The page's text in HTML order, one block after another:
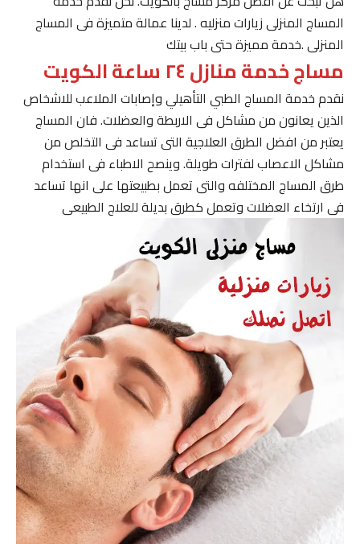
المساج المنزلى زيارات منزليه . لدينا عمالة متميزة فى المساج
المنزلى .خدمة مميزة حتى باب بيتك
مساج خدمة منازل ٢٤ ساعة الكويت
نقدم خدمة المساج الطبي التأهيلي وإصابات الملاعب للاشخاص
الذين يعانون من مشاكل فى الاربطة والعضلات. فان المساج
يعتبر من افضل الطرق العلاجية التى تساعد فى التخلص من
مشاكل الاعصاب لفترات طويلة. وينصح الاطباء فى استخدام
طرق المساج المختلفه والتى تعمل بطبيعتها على انها تساعد
فى ارتخاء العضلات وتعمل كطرق بديلة للعلاج الطبيعى